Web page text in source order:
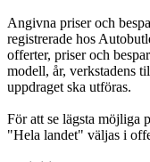
Angivna priser och
registrerade hos
offerter, priser och
modell, år, verkstadens
uppdraget ska utföras.
För att se lägsta möjliga
"Hela landet" väljas i